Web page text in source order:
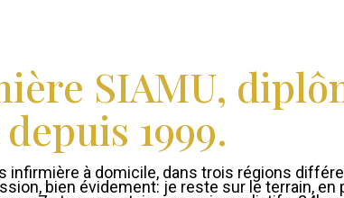
SIAMU,
1999.
infirmière à domicile, dans trois régions
bien évidement: je reste sur le terrain, en